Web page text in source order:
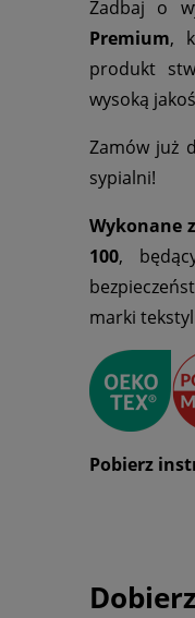
Zadbaj o
Premium,
produkt
wysoką
Zamów już
sypialni!
Wykonane
100,
marki
Pobierz